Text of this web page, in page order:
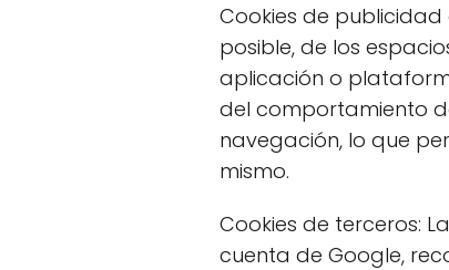
Cookies de
posible, de los
aplicación o
del comportamiento
navegación, lo que
mismo.
Cookies de terceros:
cuenta de Google,